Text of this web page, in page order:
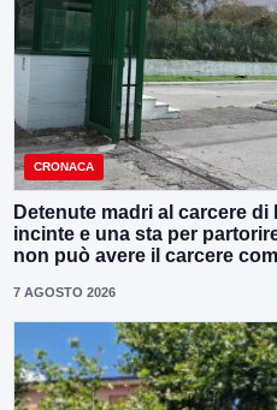
CRONACA
Detenute madri al carcere
incinte e una sta per
non può avere il carcere
7 AGOSTO 2026